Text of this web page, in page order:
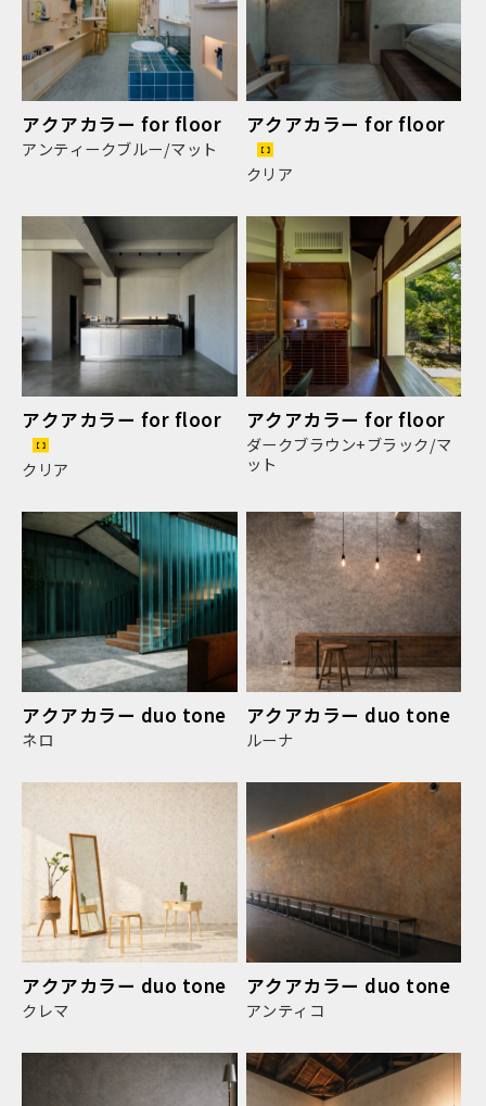
アクアカラー for floor
アンティークブルー/マット
アクアカラー for floor
クリア
アクアカラー for floor
クリア
アクアカラー for floor
ダークブラウン+ブラック/マ
ット
アクアカラー duo tone
ネロ
アクアカラー duo tone
ルーナ
アクアカラー duo tone
クレマ
アクアカラー duo tone
アンティコ